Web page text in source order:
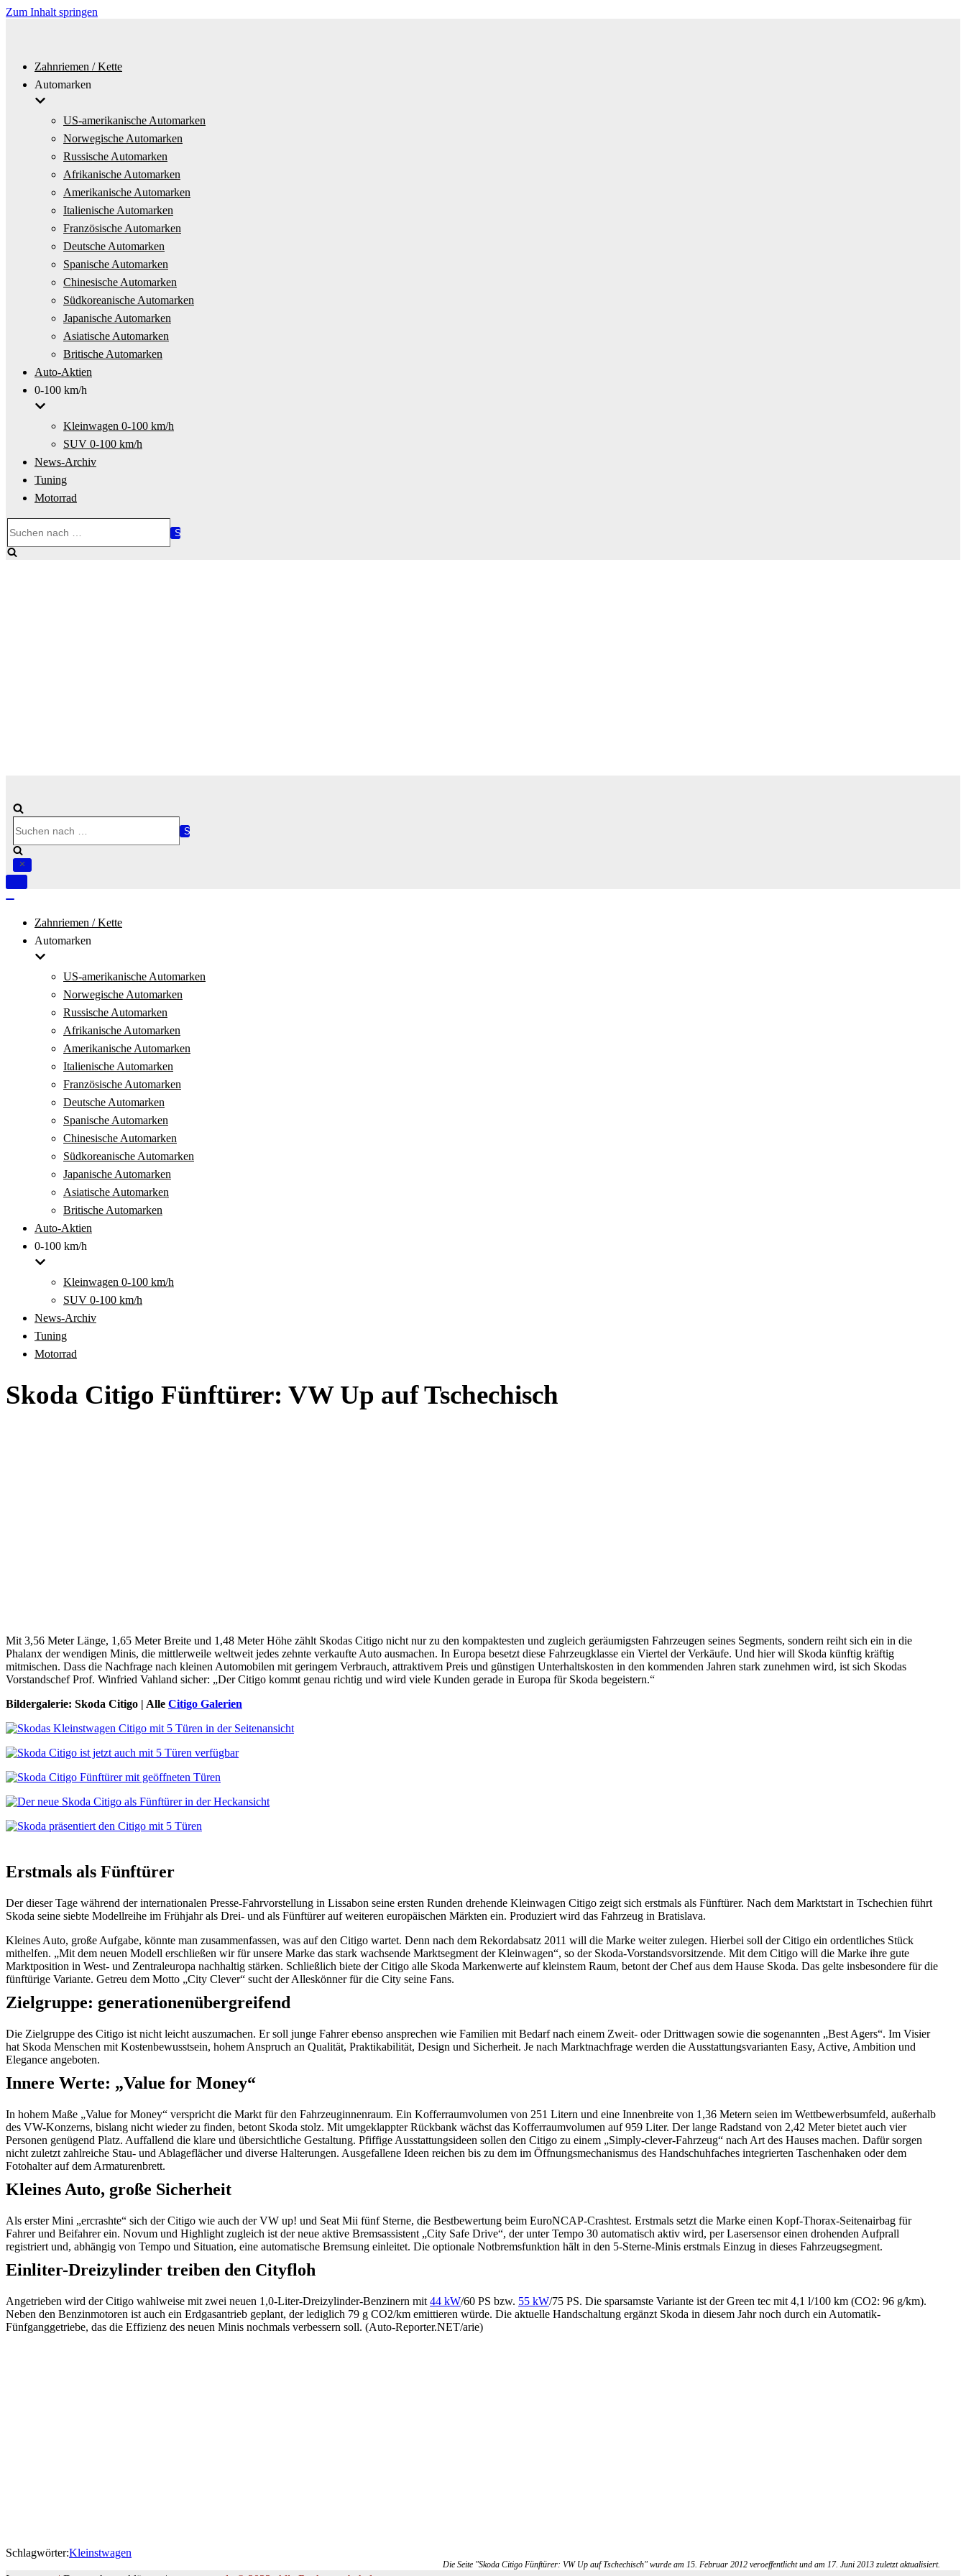
Zum Inhalt springen
Zahnriemen / Kette
Automarken
US-amerikanische Automarken
Norwegische Automarken
Russische Automarken
Afrikanische Automarken
Amerikanische Automarken
Italienische Automarken
Französische Automarken
Deutsche Automarken
Spanische Automarken
Chinesische Automarken
Südkoreanische Automarken
Japanische Automarken
Asiatische Automarken
Britische Automarken
Auto-Aktien
0-100 km/h
Kleinwagen 0-100 km/h
SUV 0-100 km/h
News-Archiv
Tuning
Motorrad
nach …
nach …
Navigation
Zahnriemen / Kette
Automarken
US-amerikanische Automarken
Norwegische Automarken
Russische Automarken
Afrikanische Automarken
Amerikanische Automarken
Italienische Automarken
Französische Automarken
Deutsche Automarken
Spanische Automarken
Chinesische Automarken
Südkoreanische Automarken
Japanische Automarken
Asiatische Automarken
Britische Automarken
Auto-Aktien
0-100 km/h
Kleinwagen 0-100 km/h
SUV 0-100 km/h
News-Archiv
Tuning
Motorrad
Skoda Citigo Fünftürer: VW Up auf Tschechisch
Mit 3,56 Meter Länge, 1,65 Meter Breite und 1,48 Meter Höhe zählt Skodas Citigo nicht nur zu den kompaktesten und zugleich geräumigsten Fahrzeugen seines Segments, sondern reiht sich ein in die
Phalanx der wendigen Minis, die mittlerweile weltweit jedes zehnte verkaufte Auto ausmachen. In Europa besetzt diese Fahrzeugklasse ein Viertel der Verkäufe. Und hier will Skoda künftig kräftig
mitmischen. Dass die Nachfrage nach kleinen Automobilen mit geringem Verbrauch, attraktivem Preis und günstigen Unterhaltskosten in den kommenden Jahren stark zunehmen wird, ist sich Skodas
Vorstandschef Prof. Winfried Vahland sicher: „Der Citigo kommt genau richtig und wird viele Kunden gerade in Europa für Skoda begeistern.“
Bildergalerie: Skoda Citigo | Alle Citigo Galerien
Erstmals als Fünftürer
Der dieser Tage während der internationalen Presse-Fahrvorstellung in Lissabon seine ersten Runden drehende Kleinwagen Citigo zeigt sich erstmals als Fünftürer. Nach dem Marktstart in Tschechien führt
Skoda seine siebte Modellreihe im Frühjahr als Drei- und als Fünftürer auf weiteren europäischen Märkten ein. Produziert wird das Fahrzeug in Bratislava.
Kleines Auto, große Aufgabe, könnte man zusammenfassen, was auf den Citigo wartet. Denn nach dem Rekordabsatz 2011 will die Marke weiter zulegen. Hierbei soll der Citigo ein ordentliches Stück
mithelfen. „Mit dem neuen Modell erschließen wir für unsere Marke das stark wachsende Marktsegment der Kleinwagen“, so der Skoda-Vorstandsvorsitzende. Mit dem Citigo will die Marke ihre gute
Marktposition in West- und Zentraleuropa nachhaltig stärken. Schließlich biete der Citigo alle Skoda Markenwerte auf kleinstem Raum, betont der Chef aus dem Hause Skoda. Das gelte insbesondere für die
fünftürige Variante. Getreu dem Motto „City Clever“ sucht der Alleskönner für die City seine Fans.
Zielgruppe: generationenübergreifend
Die Zielgruppe des Citigo ist nicht leicht auszumachen. Er soll junge Fahrer ebenso ansprechen wie Familien mit Bedarf nach einem Zweit- oder Drittwagen sowie die sogenannten „Best Agers“. Im Visier
hat Skoda Menschen mit Kostenbewusstsein, hohem Anspruch an Qualität, Praktikabilität, Design und Sicherheit. Je nach Marktnachfrage werden die Ausstattungsvarianten Easy, Active, Ambition und
Elegance angeboten.
Innere Werte: „Value for Money“
In hohem Maße „Value for Money“ verspricht die Markt für den Fahrzeuginnenraum. Ein Kofferraumvolumen von 251 Litern und eine Innenbreite von 1,36 Metern seien im Wettbewerbsumfeld, außerhalb
des VW-Konzerns, bislang nicht wieder zu finden, betont Skoda stolz. Mit umgeklappter Rückbank wächst das Kofferraumvolumen auf 959 Liter. Der lange Radstand von 2,42 Meter bietet auch vier
Personen genügend Platz. Auffallend die klare und übersichtliche Gestaltung. Pfiffige Ausstattungsideen sollen den Citigo zu einem „Simply-clever-Fahrzeug“ nach Art des Hauses machen. Dafür sorgen
nicht zuletzt zahlreiche Stau- und Ablageflächer und diverse Halterungen. Ausgefallene Ideen reichen bis zu dem im Öffnungsmechanismus des Handschuhfaches integrierten Taschenhaken oder dem
Fotohalter auf dem Armaturenbrett.
Kleines Auto, große Sicherheit
Als erster Mini „ercrashte“ sich der Citigo wie auch der VW up! und Seat Mii fünf Sterne, die Bestbewertung beim EuroNCAP-Crashtest. Erstmals setzt die Marke einen Kopf-Thorax-Seitenairbag für
Fahrer und Beifahrer ein. Novum und Highlight zugleich ist der neue aktive Bremsassistent „City Safe Drive“, der unter Tempo 30 automatisch aktiv wird, per Lasersensor einen drohenden Aufprall
registriert und, abhängig von Tempo und Situation, eine automatische Bremsung einleitet. Die optionale Notbremsfunktion hält in den 5-Sterne-Minis erstmals Einzug in dieses Fahrzeugsegment.
Einliter-Dreizylinder treiben den Cityfloh
Angetrieben wird der Citigo wahlweise mit zwei neuen 1,0-Liter-Dreizylinder-Benzinern mit 44 kW/60 PS bzw. 55 kW/75 PS. Die sparsamste Variante ist der Green tec mit 4,1 l/100 km (CO2: 96 g/km).
Neben den Benzinmotoren ist auch ein Erdgasantrieb geplant, der lediglich 79 g CO2/km emittieren würde. Die aktuelle Handschaltung ergänzt Skoda in diesem Jahr noch durch ein Automatik-
Fünfganggetriebe, das die Effizienz des neuen Minis nochmals verbessern soll. (Auto-Reporter.NET/arie)
Schlagwörter:Kleinstwagen
Die Seite "Skoda Citigo Fünftürer: VW Up auf Tschechisch" wurde am 15. Februar 2012 veroeffentlicht und am 17. Juni 2013 zuletzt aktualisiert.